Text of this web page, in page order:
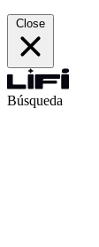
Close
Búsqueda